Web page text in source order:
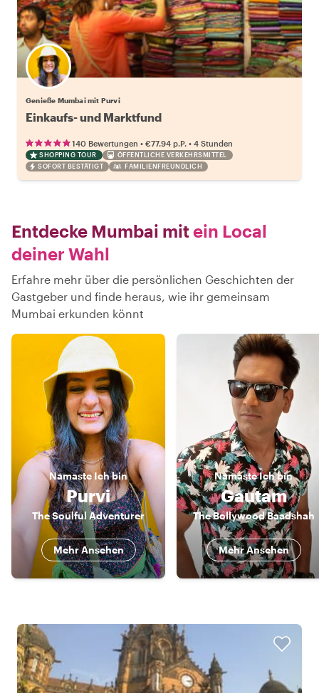
Genieße Mumbai mit Purvi
Einkaufs- und Marktfund
140 Bewertungen • €77.94 p.P. • 4 Stunden
SHOPPING TOUR
ÖFFENTLICHE VERKEHRSMITTEL
SOFORT BESTÄTIGT
FAMILIENFREUNDLICH
Entdecke Mumbai mitein Local
deiner Wahl
Erfahre mehr über die persönlichen Geschichten der
Gastgeber und finde heraus, wie ihr gemeinsam
Mumbai erkunden könnt
Namaste Ich bin
Purvi
The Soulful Adventurer
Mehr Ansehen
NamasteIch bin
Gautam
The Bollywood Baadshah
Mehr Ansehen